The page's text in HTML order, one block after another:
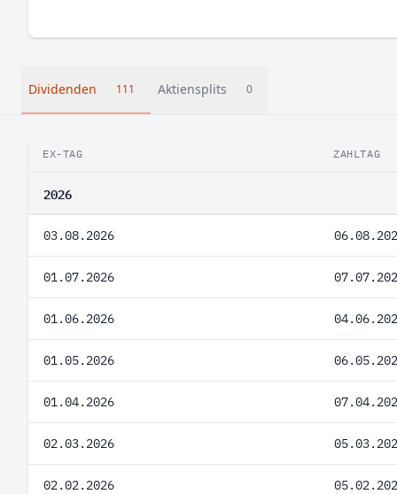
Dividenden 111 Aktiensplits 0
EX-TAG ZAHLTAG
2026
03.08.2026
01.07.2026
01.06.2026
01.05.2026
01.04.2026
02.03.2026
02.02.2026